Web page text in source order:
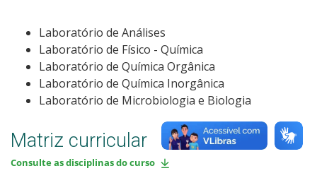
Laboratório de Análises
Laboratório de Físico - Química
Laboratório de Química Orgânica
Laboratório de Química Inorgânica
Laboratório de Microbiologia e Biologia
Matriz curricular
Consulte as disciplinas do curso